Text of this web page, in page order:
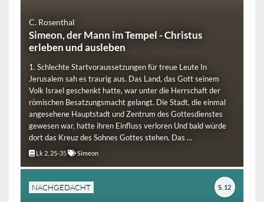
C. Rosenthal
Simeon, der Mann im Tempel - Christus
erleben und ausleben
1. Schlechte Startvoraussetzungen für treue Leute In
Jerusalem sah es traurig aus. Das Land, das Gott seinem
Volk Israel geschenkt hatte, war unter die Herrschaft der
römischen Besatzungsmacht gelangt. Die Stadt, die einmal
angesehene Hauptstadt und Zentrum des Gottesdienstes
gewesen war, hatte ihren Einfluss verloren Und bald würde
dort das Kreuz des Sohnes Gottes stehen. Das ...
Lk 2, 25-35 Simeon
NACHGEDACHT S. 12